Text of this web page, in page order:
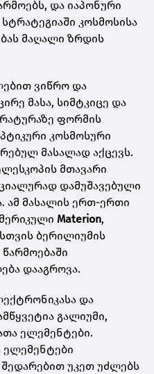
და იაპონური
კოსმოსისა
მაღალი ზრდის
ვიწრო და
მასა, სიმტკიცე და
ფორმის
კოსმოსური
მასალად აქცევს.
მთავარი
დამუშავებული
ამ მასალის ერთ-ერთი
Materion,
ბერილიუმის
დააგროვა.
და
გალიუმი,
ელემენტები.
ელემენტები
უკეთ უძლებს